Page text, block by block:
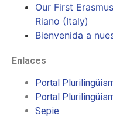
Our First
Riano (Italy)
Bienvenida a
Enlaces
Portal
Portal
Sepie